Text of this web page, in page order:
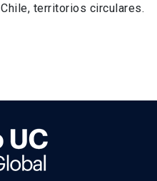
territorios circulares.